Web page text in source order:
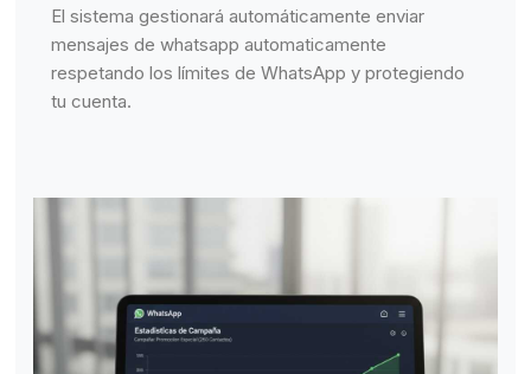
El sistema gestionará automáticamente enviar
mensajes de whatsapp automaticamente
respetando los límites de WhatsApp y protegiendo
tu cuenta.